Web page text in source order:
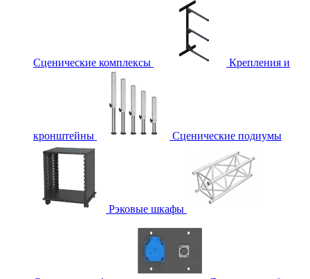
Сценические комплексы Крепления и
кронштейны Сценические подиумы
Рэковые шкафы